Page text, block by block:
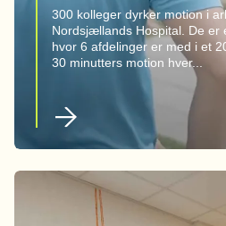
300 kolleger dyrker motion i
Nordsjællands Hospital. De er
hvor 6 afdelinger er med i et
30 minutters motion hver...